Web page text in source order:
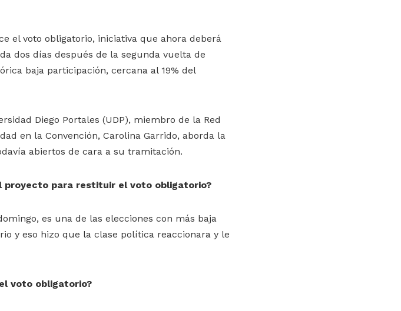
el voto obligatorio, iniciativa que ahora deberá
dos días después de la segunda vuelta de
baja participación, cercana al 19% del
Diego Portales (UDP), miembro de la Red
en la Convención, Carolina Garrido, aborda la
abiertos de cara a su tramitación.
proyecto para restituir el voto obligatorio?
es una de las elecciones con más baja
y eso hizo que la clase política reaccionara y le
voto obligatorio?